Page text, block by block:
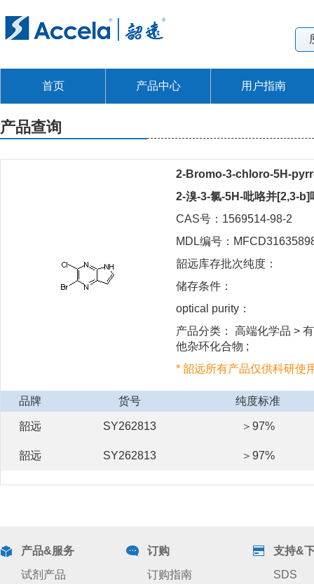
首页 产品中心 用户指南
产品查询
2-Bromo-3-chloro-5H-
2-溴-3-氯-5H-吡咯并[2,3-b]
CAS号：1569514-98-2
MDL编号：
韶远库存批次纯度：
储存条件：
optical purity：
产品分类： 高端化学品 >
他杂环化合物 ;
* 韶远所有产品仅供科研使
品牌 货号 纯度标准
韶远 SY262813 ＞97%
韶远 SY262813 ＞97%
产品&服务
试剂产品
订购
订购指南
支持&
SDS